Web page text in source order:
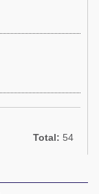
Total: 54